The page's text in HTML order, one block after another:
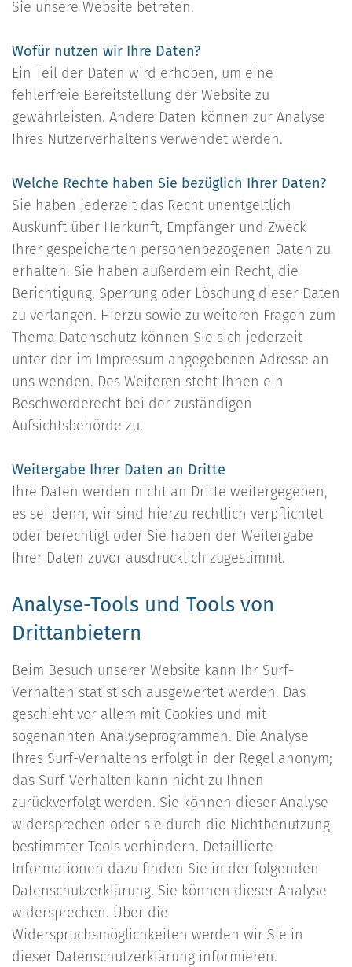
Sie unsere Website betreten.
Wofür nutzen wir Ihre Daten?
Ein Teil der Daten wird erhoben, um eine
fehlerfreie Bereitstellung der Website zu
gewährleisten. Andere Daten können zur Analyse
Ihres Nutzerverhaltens verwendet werden.
Welche Rechte haben Sie bezüglich Ihrer Daten?
Sie haben jederzeit das Recht unentgeltlich
Auskunft über Herkunft, Empfänger und Zweck
Ihrer gespeicherten personenbezogenen Daten zu
erhalten. Sie haben außerdem ein Recht, die
Berichtigung, Sperrung oder Löschung dieser Daten
zu verlangen. Hierzu sowie zu weiteren Fragen zum
Thema Datenschutz können Sie sich jederzeit
unter der im Impressum angegebenen Adresse an
uns wenden. Des Weiteren steht Ihnen ein
Beschwerderecht bei der zuständigen
Aufsichtsbehörde zu.
Weitergabe Ihrer Daten an Dritte
Ihre Daten werden nicht an Dritte weitergegeben,
es sei denn, wir sind hierzu rechtlich verpflichtet
oder berechtigt oder Sie haben der Weitergabe
Ihrer Daten zuvor ausdrücklich zugestimmt.
Analyse-Tools und Tools von
Drittanbietern
Beim Besuch unserer Website kann Ihr Surf-
Verhalten statistisch ausgewertet werden. Das
geschieht vor allem mit Cookies und mit
sogenannten Analyseprogrammen. Die Analyse
Ihres Surf-Verhaltens erfolgt in der Regel anonym;
das Surf-Verhalten kann nicht zu Ihnen
zurückverfolgt werden. Sie können dieser Analyse
widersprechen oder sie durch die Nichtbenutzung
bestimmter Tools verhindern. Detaillierte
Informationen dazu finden Sie in der folgenden
Datenschutzerklärung. Sie können dieser Analyse
widersprechen. Über die
Widerspruchsmöglichkeiten werden wir Sie in
dieser Datenschutzerklärung informieren.